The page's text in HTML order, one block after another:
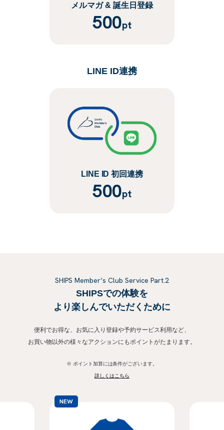
メルマガ & 誕生日登録
500pt
LINE ID連携
LINE ID 初回連携
500pt
SHIPS Member’s Club Service Part.2
SHIPSでの体験を
より楽しんでいただくために
便利でお得な、お気に入り登録や予約サービス利用など、
お買い物以外の様々なアクションにもポイントがたまります。
※ ポイント加算には条件がございます。
詳しくはこちら
NEW